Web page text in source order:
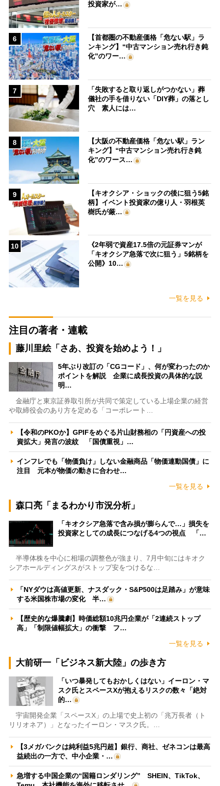
投資家が…
6
【首都圏の不動産価格「危ない駅」ラ
ンキング】“中古マンション売れ行き鈍
化”のワー…
7
「失敗すると取り返しがつかない」葬
儀社の手を借りない「DIY葬」の落とし
穴 素人には…
8
【大阪の不動産価格「危ない駅」ラン
キング】“中古マンション売れ行き鈍
化”のワース…
9
【キオクシア・ショックの後に狙う5銘
柄】イベント投資家の億り人・羽根英
樹氏が厳…
10
《2年弱で資産17.5倍の元証券マンが
「キオクシア急落で次に狙う」5銘柄を
公開》10…
一覧を見る
注目の著者・連載
藤川里絵「さあ、投資を始めよう！」
5年ぶり改訂の「CGコード」、何が変わったのか
ポイントを解説 企業に成長投資の具体的な説
明…
金融庁と東京証券取引所が共同で策定している上場企業の経営
や取締役会のあり方を定める「コーポレート…
【令和のPKOか】GPIFをめぐる片山財務相の「円資産への投
資拡大」発言の波紋 「国債重視」…
インフレでも「物価負け」しない金融商品「物価連動国債」に
注目 元本が物価の動きに合わせ…
一覧を見る
森口亮「まるわかり市況分析」
「キオクシア急落で含み損が膨らんで…」損失を
投資家としての成長につなげる4つの視点 「…
半導体株を中心に相場の調整色が強まり、7月中旬にはキオク
シアホールディングスがストップ安をつけるな…
「NYダウは高値更新、ナスダック・S&P500は足踏み」が意味
する米国株市場の変化 半…
【歴史的な爆騰劇】時価総額10兆円企業が「2連続ストップ
高」「制限値幅拡大」の衝撃 フ…
一覧を見る
大前研一「ビジネス新大陸」の歩き方
「いつ暴発してもおかしくはない」イーロン・マ
スク氏とスペースXが抱えるリスクの数々「絶対
的…
宇宙開発企業「スペースX」の上場で史上初の「兆万長者（ト
リリオネア）」となったイーロン・マスク氏。…
【3メガバンクは純利益5兆円超】銀行、商社、ゼネコンは最高
益続出の一方で、中小企業・…
急増する中国企業の“国籍ロンダリング” SHEIN、TikTok、